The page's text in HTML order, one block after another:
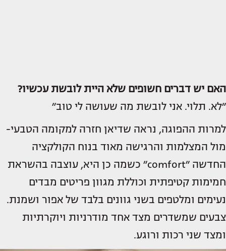
האם יש דברים חשופים שלא היית לובשת עכשיו?
״לא. תלוי. אני לובשת מה שעושה לי טוב״
למרות ההפוגה, נראה שדיאן חזרה למקומה הטבעי-
מול המצלמות והרגישה מאוד בנוח הקולקציה
החדשה ״comfort״ כשמה כן היא, עוצבה בהשראת
חמימות קטיפתית וכוללת מגוון פריטים מבדים
נעימים ומלטפים בשני גוונים בלבד של אפור ושמנת.
צבעים שמשדרים מצד אחד מודרניות ויוקרתיות
ומצד שני רכות ורוגע.